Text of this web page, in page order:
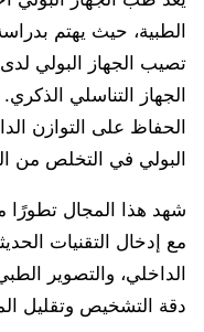
الطبية، حيث يهتم
تصيب الجهاز البولي
الجهاز التناسلي
الحفاظ على التوازن
البولي في التخلص من
شهد هذا المجال تطورًا
مع إدخال التقنيات
الداخلي، والتصوير
دقة التشخيص وتقليل